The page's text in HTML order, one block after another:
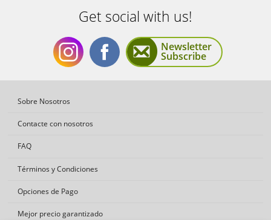
Get social with us!
Get
social
Get
Newsletter
Subscribe
Sobre Nosotros
Contacte con nosotros
FAQ
Términos y Condiciones
Opciones de Pago
Mejor precio garantizado